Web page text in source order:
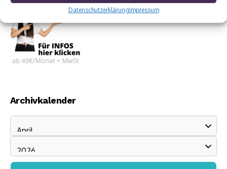
DatenschutzerklärungImpressum
Archivkalender